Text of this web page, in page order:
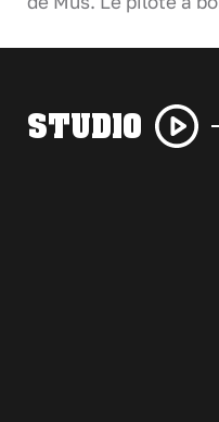
STUDIO